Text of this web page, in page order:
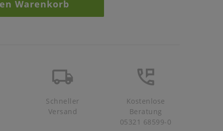
Warenkorb
Schneller
Versand
Kostenlose
Beratung
05321 68599-0